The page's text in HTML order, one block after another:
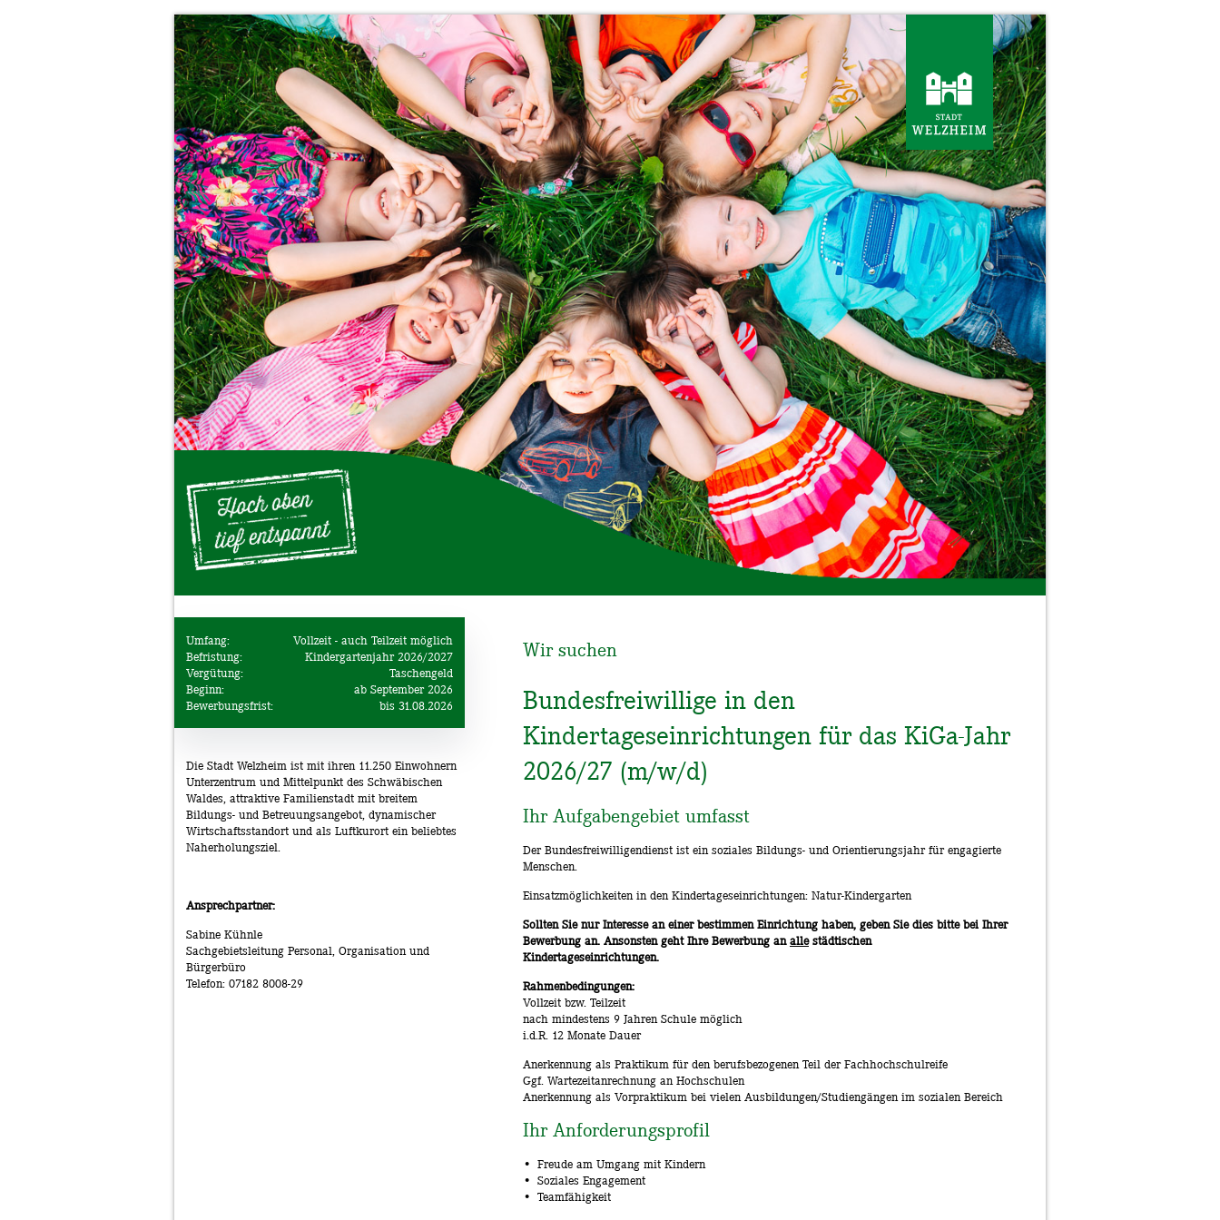
Umfang:
Vollzeit - auch Teilzeit möglich
Befristung:
Kindergartenjahr 2026/2027
Vergütung:
Taschengeld
Beginn:
ab September 2026
Bewerbungsfrist:
bis 31.08.2026
Die Stadt Welzheim ist mit ihren 11.250 Einwohnern
Unterzentrum und Mittelpunkt des Schwäbischen
Waldes, attraktive Familienstadt mit breitem
Bildungs- und Betreuungsangebot, dynamischer
Wirtschaftsstandort und als Luftkurort ein beliebtes
Naherholungsziel.
Ansprechpartner:
Sabine Kühnle
Sachgebietsleitung Personal, Organisation und
Bürgerbüro
Telefon: 07182 8008-29
Wir suchen
Bundesfreiwillige in den
Kindertageseinrichtungen für das KiGa-Jahr
2026/27 (m/w/d)
Ihr Aufgabengebiet umfasst
Der Bundesfreiwilligendienst ist ein soziales Bildungs- und Orientierungsjahr für engagierte
Menschen.
Einsatzmöglichkeiten in den Kindertageseinrichtungen: Natur-Kindergarten
Sollten Sie nur Interesse an einer bestimmen Einrichtung haben, geben Sie dies bitte bei Ihrer
Bewerbung an. Ansonsten geht Ihre Bewerbung anallestädtischen
Kindertageseinrichtungen.
Rahmenbedingungen:
Vollzeit bzw. Teilzeit
nach mindestens 9 Jahren Schule möglich
i.d.R. 12 Monate Dauer
Anerkennung als Praktikum für den berufsbezogenen Teil der Fachhochschulreife
Ggf. Wartezeitanrechnung an Hochschulen
Anerkennung als Vorpraktikum bei vielen Ausbildungen/Studiengängen im sozialen Bereich
Ihr Anforderungsprofil
Freude am Umgang mit Kindern
Soziales Engagement
Teamfähigkeit